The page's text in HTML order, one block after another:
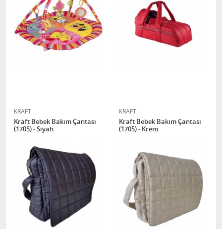
KRAFT
Kraft Bebek Bakım Çantası
(1705) - Siyah
KRAFT
Kraft Bebek Bakım Çantası
(1705) - Krem